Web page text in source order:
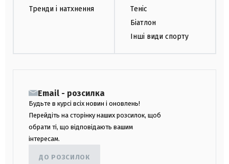
Тренди і натхнення
Теніс
Біатлон
Інші види спорту
Email - розсилка
Будьте в курсі всіх новин і оновлень!
Перейдіть на сторінку наших розсилок, щоб
обрати ті, що відповідають вашим
інтересам.
ДО РОЗСИЛОК